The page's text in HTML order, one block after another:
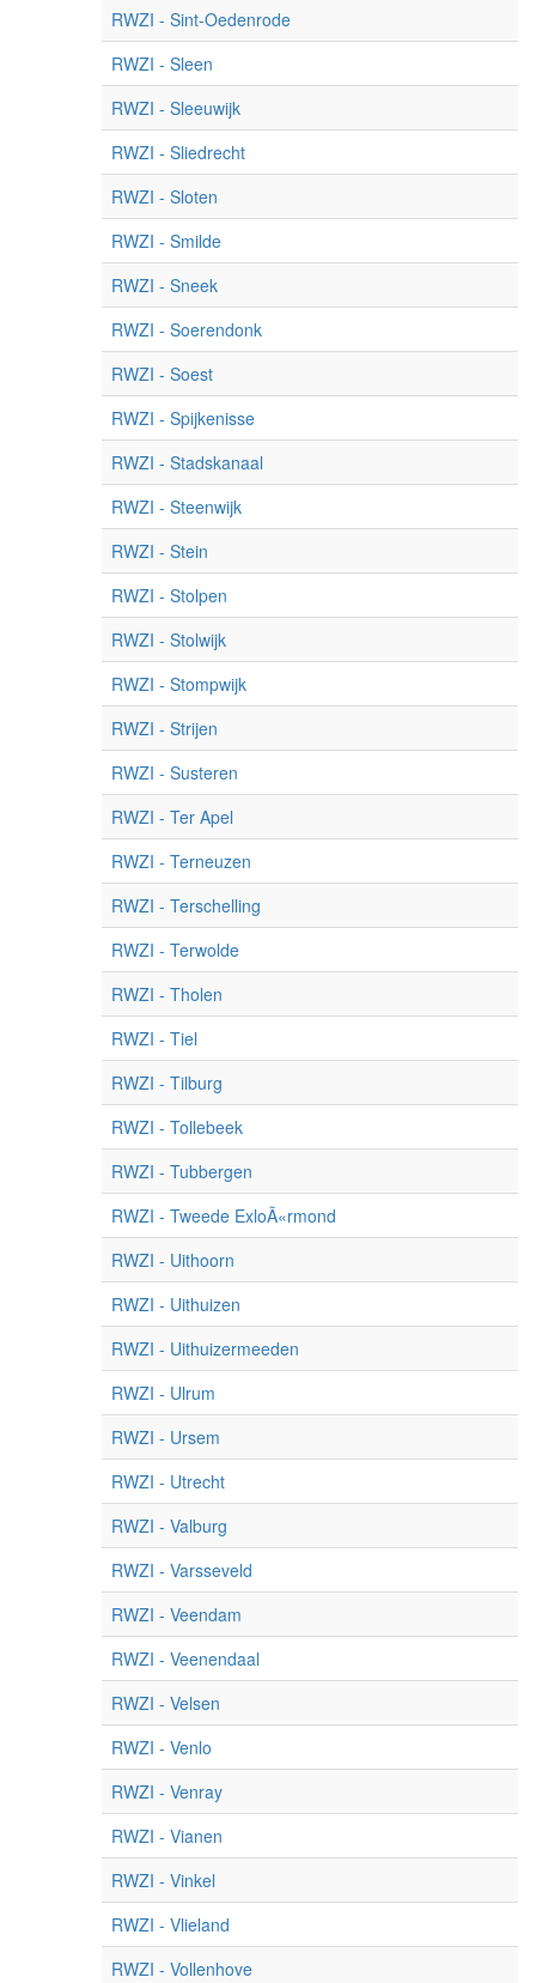
RWZI - Sint-Oedenrode
RWZI - Sleen
RWZI - Sleeuwijk
RWZI - Sliedrecht
RWZI - Sloten
RWZI - Smilde
RWZI - Sneek
RWZI - Soerendonk
RWZI - Soest
RWZI - Spijkenisse
RWZI - Stadskanaal
RWZI - Steenwijk
RWZI - Stein
RWZI - Stolpen
RWZI - Stolwijk
RWZI - Stompwijk
RWZI - Strijen
RWZI - Susteren
RWZI - Ter Apel
RWZI - Terneuzen
RWZI - Terschelling
RWZI - Terwolde
RWZI - Tholen
RWZI - Tiel
RWZI - Tilburg
RWZI - Tollebeek
RWZI - Tubbergen
RWZI - Tweede ExloÃ«rmond
RWZI - Uithoorn
RWZI - Uithuizen
RWZI - Uithuizermeeden
RWZI - Ulrum
RWZI - Ursem
RWZI - Utrecht
RWZI - Valburg
RWZI - Varsseveld
RWZI - Veendam
RWZI - Veenendaal
RWZI - Velsen
RWZI - Venlo
RWZI - Venray
RWZI - Vianen
RWZI - Vinkel
RWZI - Vlieland
RWZI - Vollenhove